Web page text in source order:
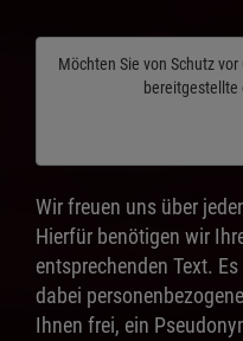
Möchten Sie von Schutz vor
bereitgestellte
Wir freuen uns über
Hierfür benötigen wir
entsprechenden Text.
dabei
Ihnen frei, ein